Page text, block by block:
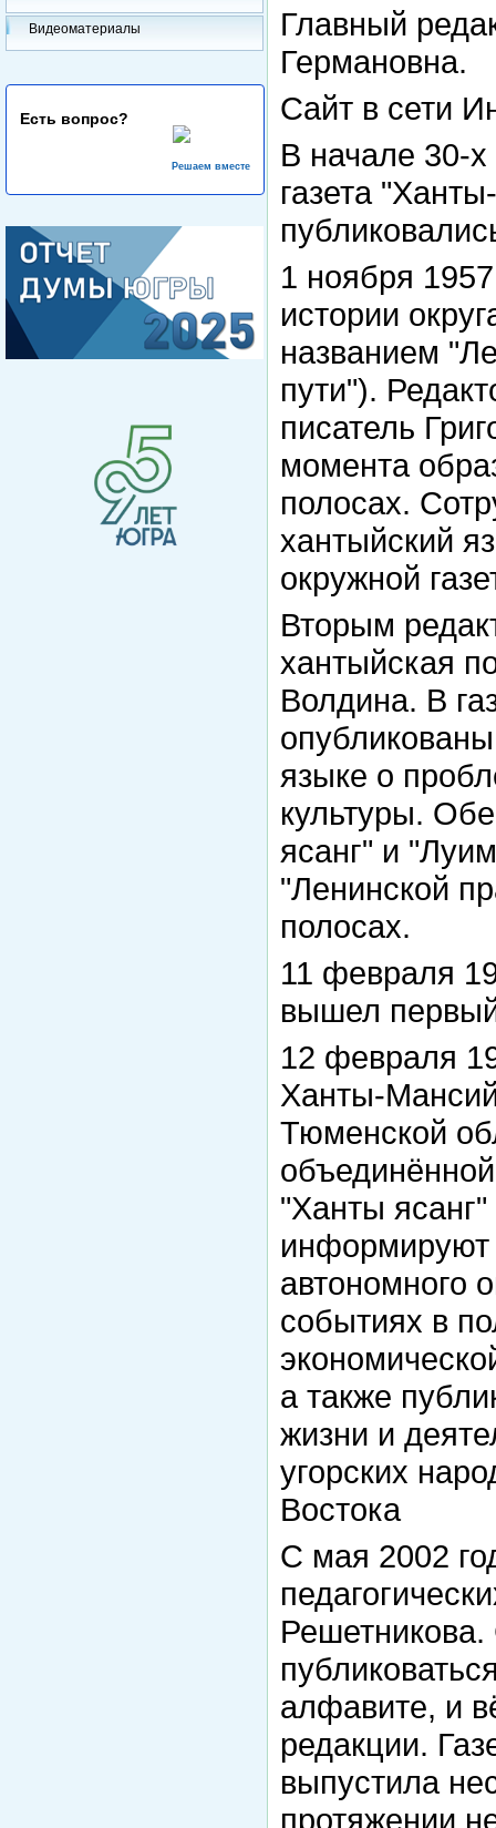
Видеоматериалы
Есть вопрос?
Решаем вместе
Главный
Германовна.
Сайт в сети
В начале 30-х
газета
1 ноября
истории
названием
пути").
писатель
момента
полосах.
хантыйский
окружной
Вторым
хантыйская
Волдина. В
языке о
культуры.
ясанг" и
"Ленинской
полосах.
11 февраля
вышел
12 февраля
Ханты-
Тюменской
"Ханты
информируют
автономного
событиях в
а также
жизни и
угорских
Востока
С мая 2002
Решетникова.
алфавите, и
редакции.
выпустила
протяжении